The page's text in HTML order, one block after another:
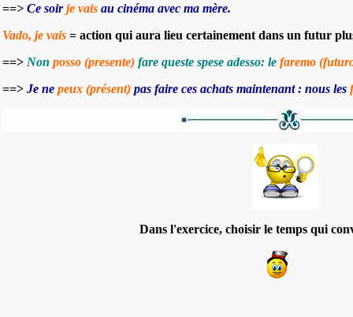
==> Ce soirje vais au cinéma avec ma mère.
Vado, je vais = action qui aura lieu certainement dans un futur
==> Non posso (presente) fare queste spese adesso: le faremo
==> Je ne peux (présent) pas faire ces achats maintenant : nous les
Dans l'exercice, choisir le temps qui